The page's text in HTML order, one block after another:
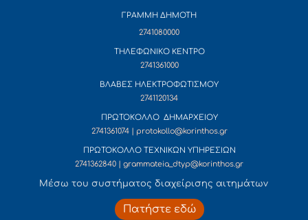
ΓΡΑΜΜΗ ΔΗΜΟΤΗ
2741080000
ΤΗΛΕΦΩΝΙΚΟ ΚΕΝΤΡΟ
2741361000
ΒΛΑΒΕΣ ΗΛΕΚΤΡΟΦΩΤΙΣΜΟΥ
2741120134
ΠΡΩΤΟΚΟΛΛΟ ΔΗΜΑΡΧΕΙΟΥ
2741361074 | protokollo@korinthos.gr
ΠΡΩΤΟΚΟΛΛΟ ΤΕΧΝΙΚΩΝ ΥΠΗΡΕΣΙΩΝ
2741362840 | grammateia_dtyp@korinthos.gr
Mέσω του συστήματος διαχείρισης αιτημάτων
Πατήστε εδώ